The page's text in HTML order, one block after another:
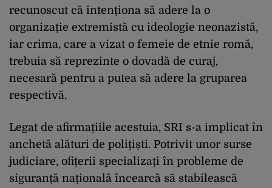
recunoscut că intenționa să adere la o
organizație extremistă cu ideologie neonazistă,
iar crima, care a vizat o femeie de etnie romă,
trebuia să reprezinte o dovadă de curaj,
necesară pentru a putea să adere la gruparea
respectivă.
Legat de afirmațiile acestuia, SRI s-a implicat în
anchetă alături de polițiști. Potrivit unor surse
judiciare, ofițerii specializați în probleme de
siguranță națională încearcă să stabilească